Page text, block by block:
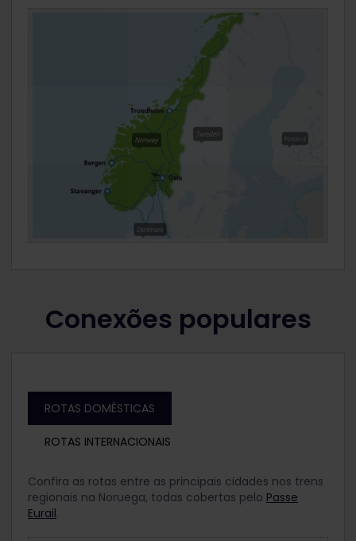
Conexões populares
ROTAS DOMÉSTICAS
ROTAS INTERNACIONAIS
Confira as rotas entre as principais cidades nos trens
regionais na Noruega, todas cobertas pelo Passe
Eurail.